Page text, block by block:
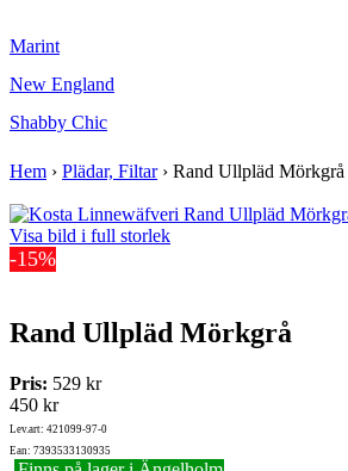
Marint
New England
Shabby Chic
Hem › Plädar, Filtar› Rand Ullpläd Mörkgrå
Visa bild i full storlek
-15%
Rand Ullpläd Mörkgrå
Pris: 529 kr
450 kr
Lev.art: 421099-97-0
Ean: 7393533130935